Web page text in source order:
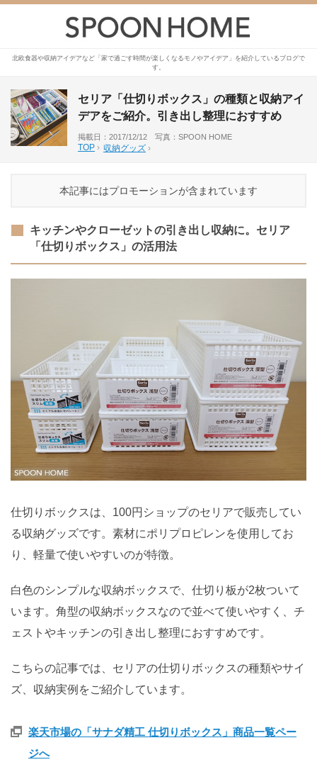
北欧食器や収納アイデアなど「家で過ごす時間が楽しくなるモノやアイデア」を紹介しているブログで
す。
セリア「仕切りボックス」の種類と収納アイ
デアをご紹介。引き出し整理におすすめ
掲載日：2017/12/12 写真：SPOON HOME
TOP › 収納グッズ ›
本記事にはプロモーションが含まれています
キッチンやクローゼットの引き出し収納に。セリア
「仕切りボックス」の活用法
仕切りボックスは、100円ショップのセリアで販売してい
る収納グッズです。素材にポリプロピレンを使用してお
り、軽量で使いやすいのが特徴。
白色のシンプルな収納ボックスで、仕切り板が2枚ついて
います。角型の収納ボックスなので並べて使いやすく、チ
ェストやキッチンの引き出し整理におすすめです。
こちらの記事では、セリアの仕切りボックスの種類やサイ
ズ、収納実例をご紹介しています。
楽天市場の「サナダ精工 仕切りボックス」商品一覧ペー
ジへ